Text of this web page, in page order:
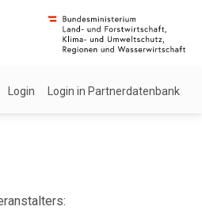
Login Login in Partnerdatenbank